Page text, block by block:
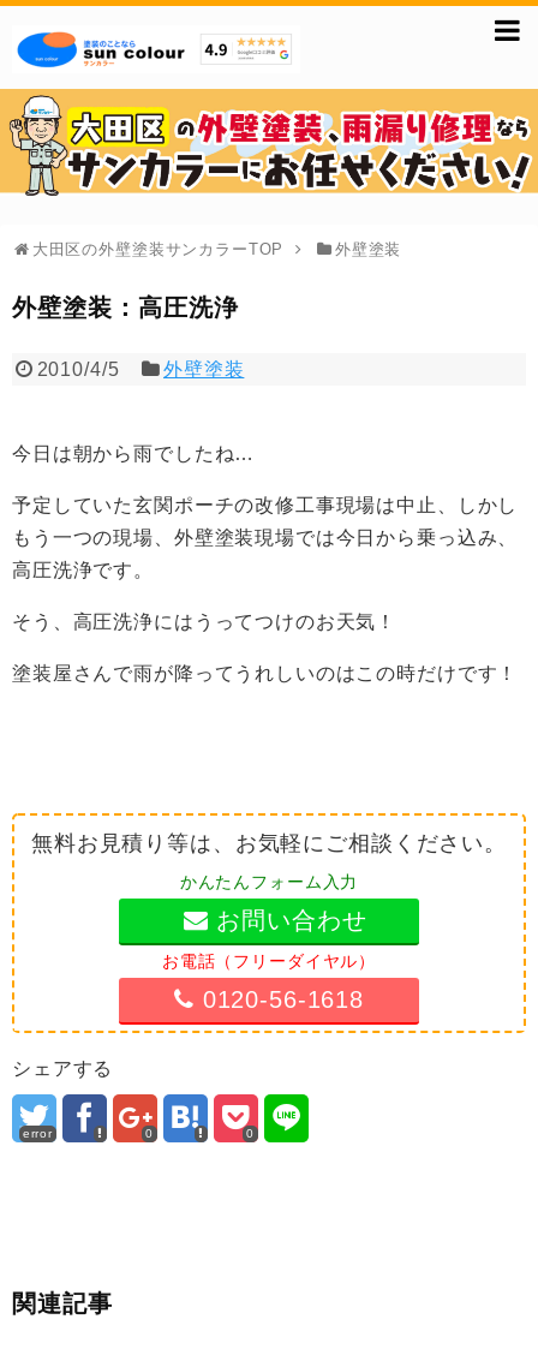
大田区の外壁塗装サンカラーTOP 外壁塗装
外壁塗装：高圧洗浄
2010/4/5 外壁塗装
今日は朝から雨でしたね…
予定していた玄関ポーチの改修工事現場は中止、しかし
もう一つの現場、外壁塗装現場では今日から乗っ込み、
高圧洗浄です。
そう、高圧洗浄にはうってつけのお天気！
塗装屋さんで雨が降ってうれしいのはこの時だけです！
無料お見積り等は、お気軽にご相談ください。
かんたんフォーム入力
お問い合わせ
お電話（フリーダイヤル）
0120-56-1618
シェアする
error 0 0
関連記事